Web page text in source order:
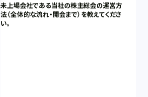
未上場会社である当社の株主総会の運営方
法（全体的な流れ・開会まで）を教えてくださ
い。